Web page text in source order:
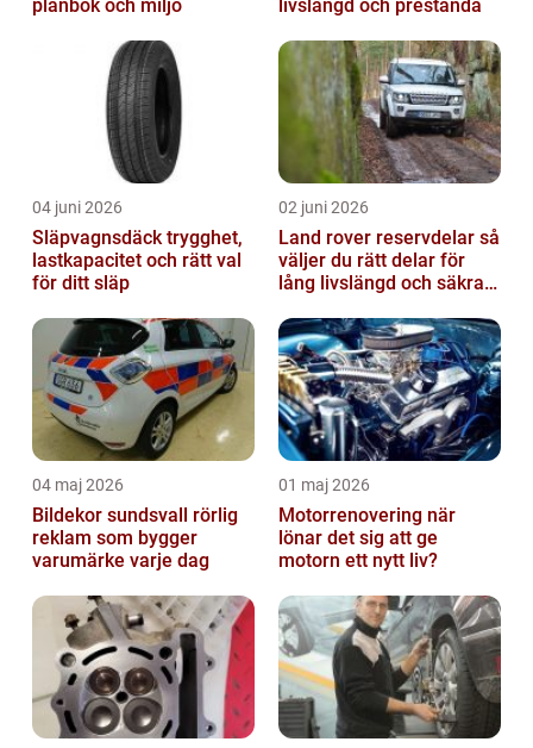
plånbok och miljö
livslängd och prestanda
04 juni 2026
Släpvagnsdäck trygghet,
lastkapacitet och rätt val
för ditt släp
02 juni 2026
Land rover reservdelar så
väljer du rätt delar för
lång livslängd och säkra
04 maj 2026
Bildekor sundsvall rörlig
reklam som bygger
varumärke varje dag
01 maj 2026
Motorrenovering när
lönar det sig att ge
motorn ett nytt liv?